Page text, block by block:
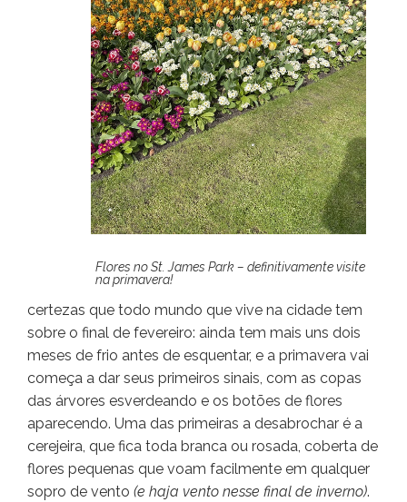
Flores no St. James Park – definitivamente visite
na primavera!
certezas que todo mundo que vive na cidade tem
sobre o final de fevereiro: ainda tem mais uns dois
meses de frio antes de esquentar, e a primavera vai
começa a dar seus primeiros sinais, com as copas
das árvores esverdeando e os botões de flores
aparecendo. Uma das primeiras a desabrochar é a
cerejeira, que fica toda branca ou rosada, coberta de
flores pequenas que voam facilmente em qualquer
sopro de vento (e haja vento nesse final de inverno).